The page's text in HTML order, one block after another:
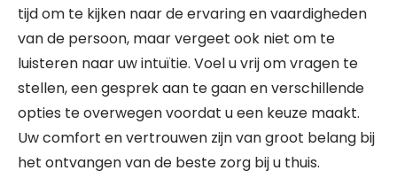
tijd om te kijken naar de ervaring en vaardigheden
van de persoon, maar vergeet ook niet om te
luisteren naar uw intuïtie. Voel u vrij om vragen te
stellen, een gesprek aan te gaan en verschillende
opties te overwegen voordat u een keuze maakt.
Uw comfort en vertrouwen zijn van groot belang bij
het ontvangen van de beste zorg bij u thuis.